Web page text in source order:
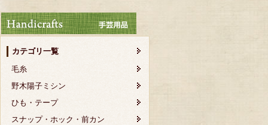
カテゴリ一覧
毛糸
野木陽子ミシン
ひも・テープ
スナップ・ホック・前カン